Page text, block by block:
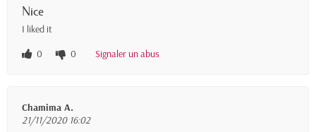
Nice
I liked it
0
0 Signaler un abus
Chamima A.
21/11/2020 16:02